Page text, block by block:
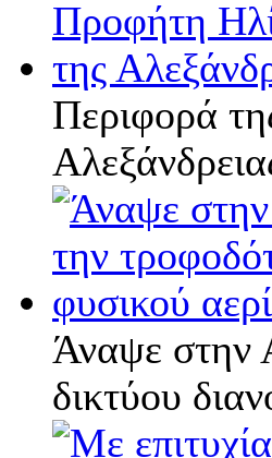
Περιφορά
Άναψε στην
δικτύου